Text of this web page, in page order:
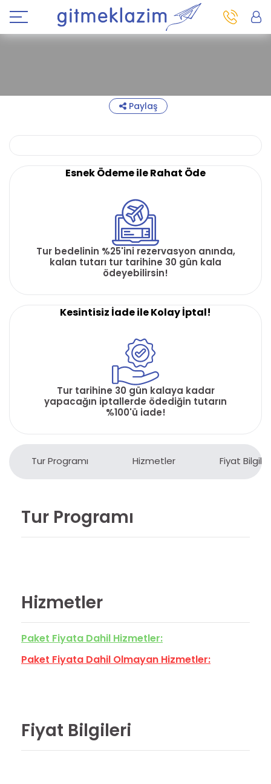
Paylaş
Esnek Ödeme ile Rahat Öde
Tur bedelinin %25'ini rezervasyon anında,
kalan tutarı tur tarihine 30 gün kala
ödeyebilirsin!
Kesintisiz İade ile Kolay İptal!
Tur tarihine 30 gün kalaya kadar
yapacağın iptallerde ödediğin tutarın
%100'ü iade!
Tur Programı Hizmetler Fiyat
Tur Programı
Hizmetler
Paket Fiyata Dahil Hizmetler:
Paket Fiyata Dahil Olmayan Hizmetler:
Fiyat Bilgileri